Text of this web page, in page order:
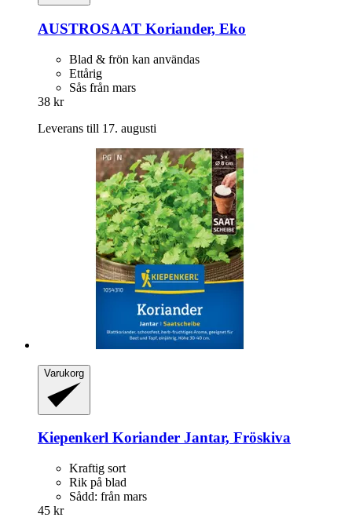
AUSTROSAAT Koriander, Eko
Blad & frön kan användas
Ettårig
Sås från mars
38 kr
Leverans till 17. augusti
Varukorg
Kiepenkerl Koriander Jantar, Fröskiva
Kraftig sort
Rik på blad
Sådd: från mars
45 kr